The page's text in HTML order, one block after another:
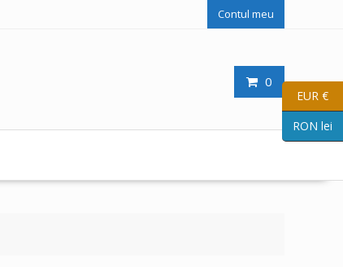
Contul meu
0
EUR €
RON lei